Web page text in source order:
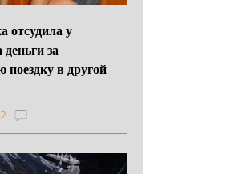
отсудила у
за
в другой